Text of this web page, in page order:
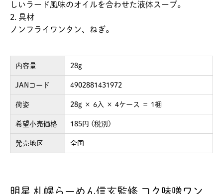
しいラード風味のオイルを合わせた液体スープ。
2. 具材
ノンフライワンタン、ねぎ。
内容量 28g
JANコード 4902881431972
荷姿 28g × 6入 × 4ケース ＝ 1梱
希望小売価格 185円 (税別)
発売地区 全国
明星 札幌らーめん信玄監修 コク味噌ワン